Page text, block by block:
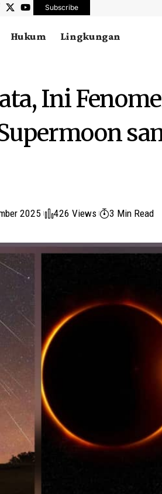
Subscribe
Hukum Lingkungan
Ini
2025 426 Views 3 Min Read